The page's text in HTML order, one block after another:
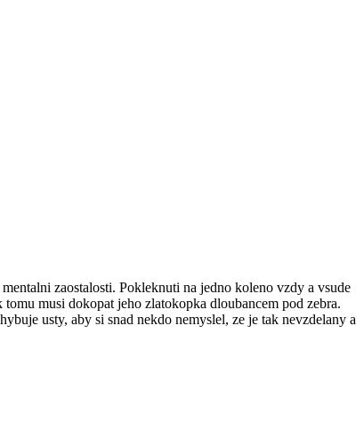
zaostalosti. Pokleknuti na jedno koleno vzdy a vsude
musi dokopat jeho zlatokopka dloubancem pod zebra.
usty, aby si snad nekdo nemyslel, ze je tak nevzdelany a